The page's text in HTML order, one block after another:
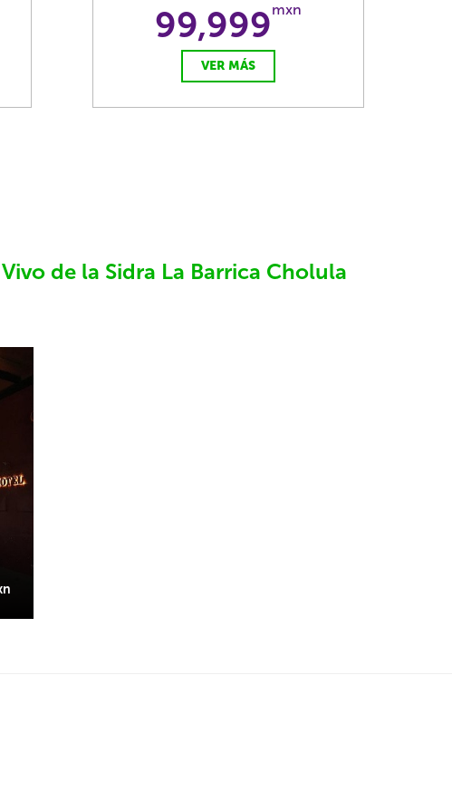
99,999mxn
VER MÁS
de la Sidra La Barrica Cholula